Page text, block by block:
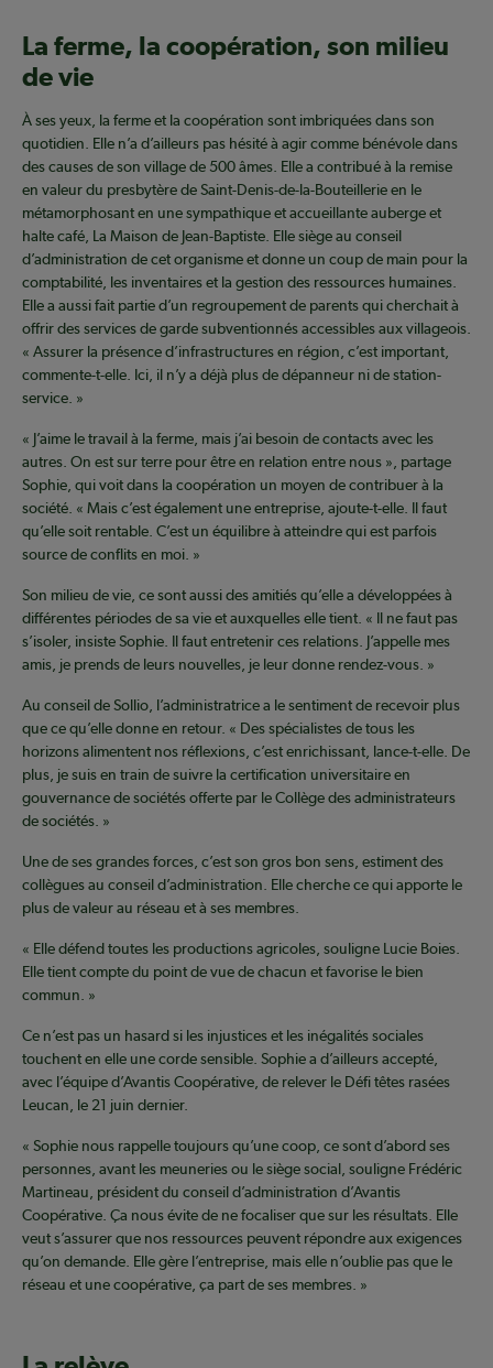
La ferme, la coopération, son milieu
de vie
À ses yeux, la ferme et la coopération sont imbriquées dans son
quotidien. Elle n’a d’ailleurs pas hésité à agir comme bénévole dans
des causes de son village de 500 âmes. Elle a contribué à la remise
en valeur du presbytère de Saint-Denis-de-la-Bouteillerie en le
métamorphosant en une sympathique et accueillante auberge et
halte café, La Maison de Jean-Baptiste. Elle siège au conseil
d’administration de cet organisme et donne un coup de main pour la
comptabilité, les inventaires et la gestion des ressources humaines.
Elle a aussi fait partie d’un regroupement de parents qui cherchait à
offrir des services de garde subventionnés accessibles aux villageois.
« Assurer la présence d’infrastructures en région, c’est important,
commente-t-elle. Ici, il n’y a déjà plus de dépanneur ni de station-
service. »
« J’aime le travail à la ferme, mais j’ai besoin de contacts avec les
autres. On est sur terre pour être en relation entre nous », partage
Sophie, qui voit dans la coopération un moyen de contribuer à la
société. « Mais c’est également une entreprise, ajoute-t-elle. Il faut
qu’elle soit rentable. C’est un équilibre à atteindre qui est parfois
source de conflits en moi. »
Son milieu de vie, ce sont aussi des amitiés qu’elle a développées à
différentes périodes de sa vie et auxquelles elle tient. « Il ne faut pas
s’isoler, insiste Sophie. Il faut entretenir ces relations. J’appelle mes
amis, je prends de leurs nouvelles, je leur donne rendez-vous. »
Au conseil de Sollio, l’administratrice a le sentiment de recevoir plus
que ce qu’elle donne en retour. « Des spécialistes de tous les
horizons alimentent nos réflexions, c’est enrichissant, lance-t-elle. De
plus, je suis en train de suivre la certification universitaire en
gouvernance de sociétés offerte par le Collège des administrateurs
de sociétés. »
Une de ses grandes forces, c’est son gros bon sens, estiment des
collègues au conseil d’administration. Elle cherche ce qui apporte le
plus de valeur au réseau et à ses membres.
« Elle défend toutes les productions agricoles, souligne Lucie Boies.
Elle tient compte du point de vue de chacun et favorise le bien
commun. »
Ce n’est pas un hasard si les injustices et les inégalités sociales
touchent en elle une corde sensible. Sophie a d’ailleurs accepté,
avec l’équipe d’Avantis Coopérative, de relever le Défi têtes rasées
Leucan, le 21 juin dernier.
« Sophie nous rappelle toujours qu’une coop, ce sont d’abord ses
personnes, avant les meuneries ou le siège social, souligne Frédéric
Martineau, président du conseil d’administration d’Avantis
Coopérative. Ça nous évite de ne focaliser que sur les résultats. Elle
veut s’assurer que nos ressources peuvent répondre aux exigences
qu’on demande. Elle gère l’entreprise, mais elle n’oublie pas que le
réseau et une coopérative, ça part de ses membres. »